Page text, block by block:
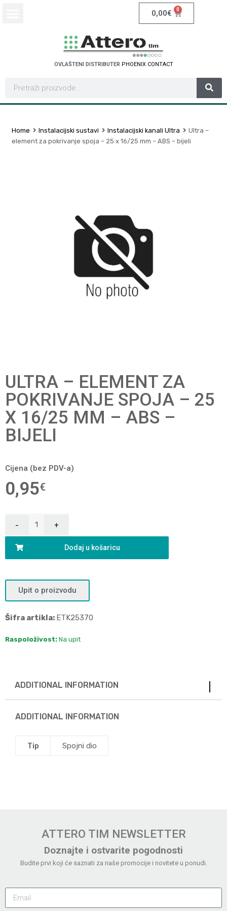
0,00€ 0
OVLAŠTENI DISTRIBUTER PHOENIX CONTACT
Home Instalacijski sustavi Instalacijski kanali Ultra
Ultra –
element za pokrivanje spoja – 25 x 16/25 mm – ABS – bijeli
ULTRA – ELEMENT ZA
POKRIVANJE SPOJA – 25
X 16/25 MM – ABS –
BIJELI
Cijena (bez PDV-a)
0,95€
Dodaj u košaricu
Upit o proizvodu
Šifra artikla: ETK25370
Raspoloživost: Na upit
ADDITIONAL INFORMATION
ADDITIONAL INFORMATION
Tip Spojni dio
ATTERO TIM NEWSLETTER
Doznajte i ostvarite pogodnosti
Budite prvi koji će saznati za naše promocije i novitete u ponudi.